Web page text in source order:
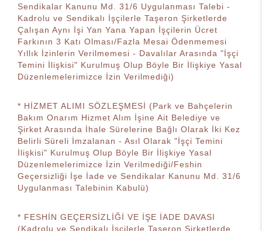
Sendikalar Kanunu Md. 31/6 Uygulanması Talebi -
Kadrolu ve Sendikalı İşçilerle Taşeron Şirketlerde
Çalışan Aynı İşi Yan Yana Yapan İşçilerin Ücret
Farkının 3 Katı Olması/Fazla Mesai Ödenmemesi
Yıllık İzinlerin Verilmemesi - Davalılar Arasında "İşçi
Temini İlişkisi" Kurulmuş Olup Böyle Bir İlişkiye Yasal
Düzenlemelerimizce İzin Verilmediği)
* HİZMET ALIMI SÖZLEŞMESİ (Park ve Bahçelerin
Bakım Onarım Hizmet Alım İşine Ait Belediye ve
Şirket Arasında İhale Sürelerine Bağlı Olarak İki Kez
Belirli Süreli İmzalanan - Asıl Olarak "İşçi Temini
İlişkisi" Kurulmuş Olup Böyle Bir İlişkiye Yasal
Düzenlemelerimizce İzin Verilmediği/Feshin
Geçersizliği İşe İade ve Sendikalar Kanunu Md. 31/6
Uygulanması Talebinin Kabulü)
* FESHİN GEÇERSİZLİĞİ VE İŞE İADE DAVASI
(Kadrolu ve Sendikalı İşçilerle Taşeron Şirketlerde